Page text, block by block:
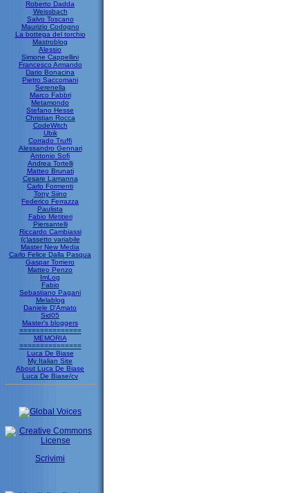
Roberto Dadda
Weissbach
Salvo Toscano
Maurizio Codogno
La bottega del torchio
Mastroblog
Alessio
Simone Cappellini
Francesco Armando
Dario Bonacina
Pietro Saccomani
Serenella
Marco Fabbri
Metamondo
Stefano Hesse
Christian Rocca
CodeWitch
Ubik
Corrado Truffi
Alessandro Gennari
Antonio Sofi
Andrea Tortelli
Matteo Brunati
Cesare Lamanna
Carlo Formenti
Tony Siino
Federico Ferrazza
Paulista
Fabio Metitieri
Piersantelli
Riccardo Cambiassi
(c)assetto variabile
Master New Media
Carlo Felice Dalla Pasqua
Gaspar Torriero
Matteo Penzo
ImLog
Fabio
Sebastiano Pagani
Melablog
Daniele D'Amato
Sid05
Master's bloggers
===============
MEMORIA
===============
Luca De Biase
My Italian Site
About Luca De Biase
Luca De Biase/cv
Scrivimi